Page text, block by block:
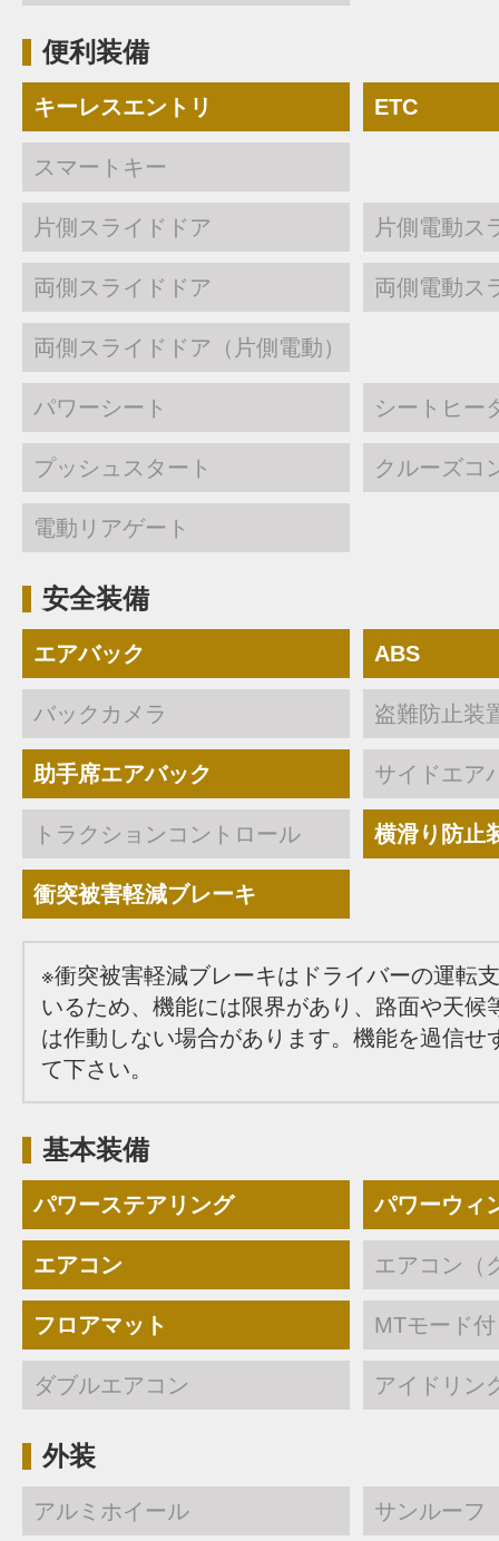
便利装備
キーレスエントリ ETC
スマートキー
片側スライドドア 片側電動ス
両側スライドドア 両側電動ス
両側スライドドア（片側電動）
パワーシート シートヒー
プッシュスタート クルーズコ
電動リアゲート
安全装備
エアバック ABS
バックカメラ 盗難防止装
助手席エアバック サイドエア
トラクションコントロール 横滑り防止
衝突被害軽減ブレーキ
※衝突被害軽減ブレーキはドライバーの運転
いるため、機能には限界があり、路面や天候
は作動しない場合があります。機能を過信せ
て下さい。
基本装備
パワーステアリング パワーウィ
エアコン エアコン（
フロアマット MTモード
ダブルエアコン アイドリン
外装
アルミホイール サンルーフ